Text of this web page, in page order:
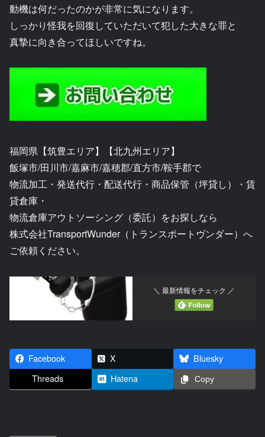
動機は何だったのかが非常に気になります。
しっかり怪我を回復していただいて犯した大きな罪と
真摯に向き合ってほしいですね。
福岡県【筑豊エリア】【北九州エリア】
飯塚市/田川市/嘉麻市/嘉穂郡/直方市/鞍手郡で
物流加工・発送代行・配送代行・商品保管（坪貸し）・賃
貸倉庫・
物流倉庫アウトソーシング（委託）をお探しなら
株式会社TransportWunder（トランスポートヴンダー）へ
ご依頼ください。
＼ 最新情報をチェック ／
Facebook X
Bluesky
Threads
Hatena Copy